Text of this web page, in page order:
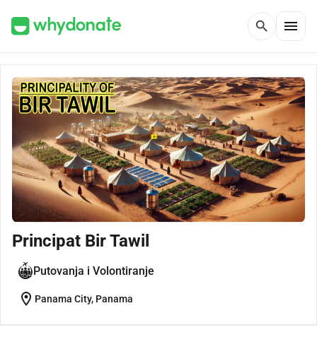
search menu
Principat Bir Tawil
Putovanja i Volontiranje
location_on Panama City, Panama